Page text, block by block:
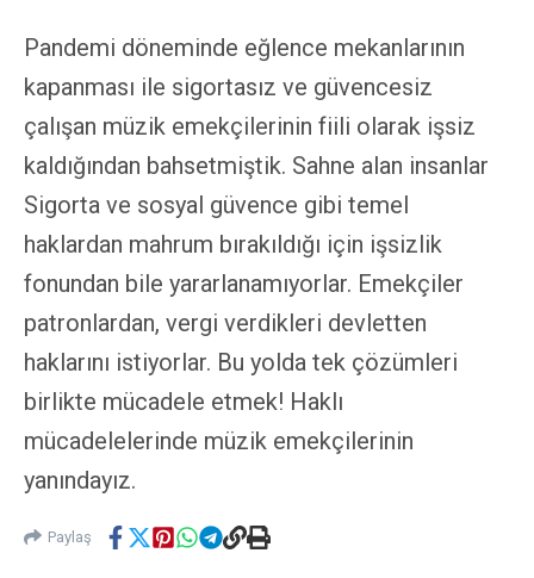
Pandemi döneminde eğlence mekanlarının
kapanması ile sigortasız ve güvencesiz
çalışan müzik emekçilerinin fiili olarak işsiz
kaldığından bahsetmiştik. Sahne alan insanlar
Sigorta ve sosyal güvence gibi temel
haklardan mahrum bırakıldığı için işsizlik
fonundan bile yararlanamıyorlar. Emekçiler
patronlardan, vergi verdikleri devletten
haklarını istiyorlar. Bu yolda tek çözümleri
birlikte mücadele etmek! Haklı
mücadelelerinde müzik emekçilerinin
yanındayız.
Paylaş